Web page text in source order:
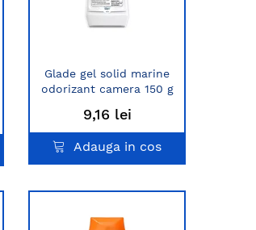
Glade gel solid marine
odorizant camera 150 g
9,16 lei
Adauga in cos